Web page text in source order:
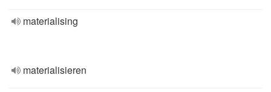
materialising
materialisieren